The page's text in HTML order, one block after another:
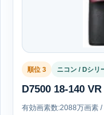
順位 3 ニコン / Dシリ
D7500 18-140
有効画素数:2088万画素